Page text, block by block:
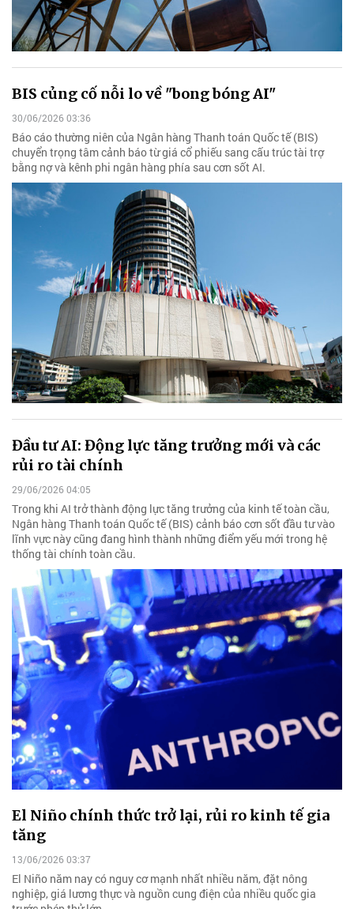
BIS củng cố nỗi lo về "bong bóng AI"
30/06/2026 03:36
Báo cáo thường niên của Ngân hàng Thanh toán Quốc tế (BIS)
chuyển trọng tâm cảnh báo từ giá cổ phiếu sang cấu trúc tài trợ
bằng nợ và kênh phi ngân hàng phía sau cơn sốt AI.
Đầu tư AI: Động lực tăng trưởng mới và các
rủi ro tài chính
29/06/2026 04:05
Trong khi AI trở thành động lực tăng trưởng của kinh tế toàn cầu,
Ngân hàng Thanh toán Quốc tế (BIS) cảnh báo cơn sốt đầu tư vào
lĩnh vực này cũng đang hình thành những điểm yếu mới trong hệ
thống tài chính toàn cầu.
El Niño chính thức trở lại, rủi ro kinh tế gia
tăng
13/06/2026 03:37
El Niño năm nay có nguy cơ mạnh nhất nhiều năm, đặt nông
nghiệp, giá lương thực và nguồn cung điện của nhiều quốc gia